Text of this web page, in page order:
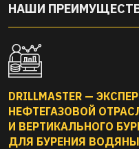
НАШИ
DRILLMASTER —
НЕФТЕГАЗОВОЙ
И ВЕРТИКАЛЬНОГО
ДЛЯ БУРЕНИЯ